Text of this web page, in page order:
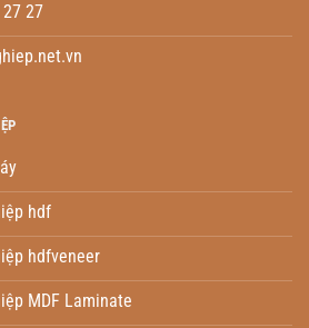
27
hdf
hdfveneer
MDF Laminate